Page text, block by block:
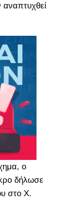
ο
δήλωσε
στο X.